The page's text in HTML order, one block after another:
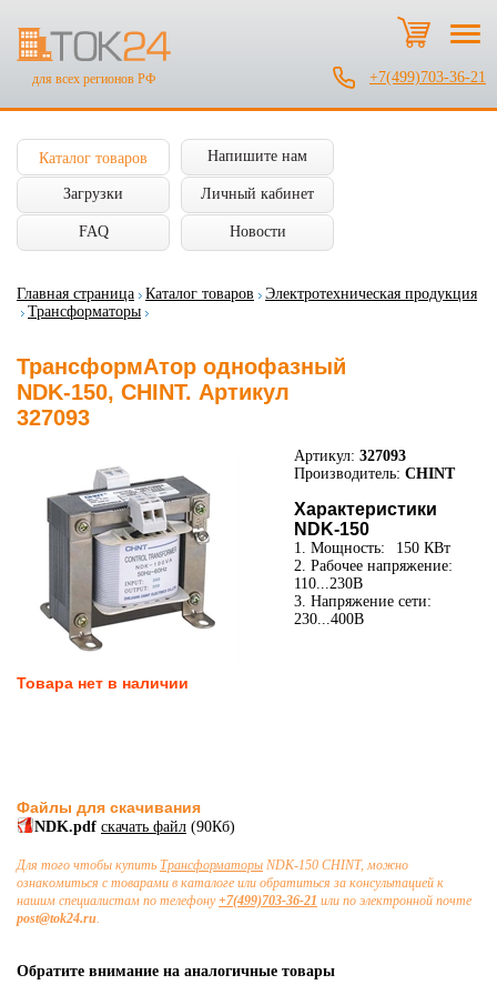
для всех регионов РФ +7(499)703-36-21
Каталог товаров Напишите нам
Загрузки Личный кабинет
FAQ Новости
Главная страница Каталог товаров
Электротехническая продукция
Трансформаторы
ТрансформАтор однофазный
NDK-150, CHINT. Артикул
327093
Артикул: 327093
Производитель: CHINT
Характеристики
NDK-150
1. Мощность:
150 КВт
2. Рабочее напряжение:
110...230В
3. Напряжение сети:
230...400В
Товара нет в наличии
Файлы для скачивания
NDK.pdf скачать файл (90Кб)
Для того чтобы купить Трансформаторы NDK-150 CHINT, можно
ознакомиться с товарами в каталоге или обратиться за консультацией к
нашим специалистам по телефону+7(499)703-36-21 или по электронной почте
post@tok24.ru.
Обратите внимание на аналогичные товары